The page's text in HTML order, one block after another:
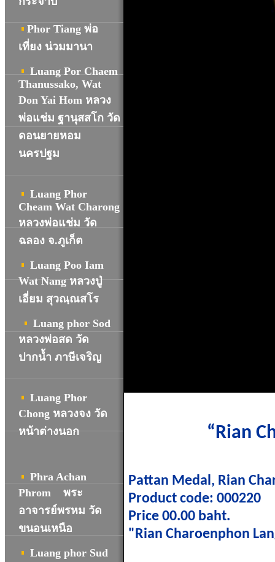
Phor Tiang พ่อ
เที่ยง น่วมมานา
Luang Por Chaem
Thanussako, Wat
Don Yai Hom หลวง
พ่อแช่ม ฐานุสสโก วัด
ดอนยายหอม
นครปฐม
Luang Phor
Cheam Wat Charong
หลวงพ่อแช่ม วัด
ฉลอง จ.ภูเก็ต
Luang Poo Iam
Wat Nang หลวงปู่
เอี่ยม สุวณฺณสโร
Luang phor Sod
หลวงพ่อสด วัด
ปากน้ำ ภาษีเจริญ
Luang Phor
Chong หลวงจง วัด
หน้าต่างนอก
Phra Achan
Phrom พระ
อาจารย์พรหม วัด
ขนอนเหนือ
Luang phor Sud
“Rian
Pattan Medal, Rian
Product code: 000220
Price 00.00 baht.
"Rian Charoenphon